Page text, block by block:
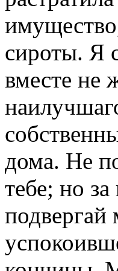
сироты. Я
вместе не
дома. Не
тебе; но
подвергай